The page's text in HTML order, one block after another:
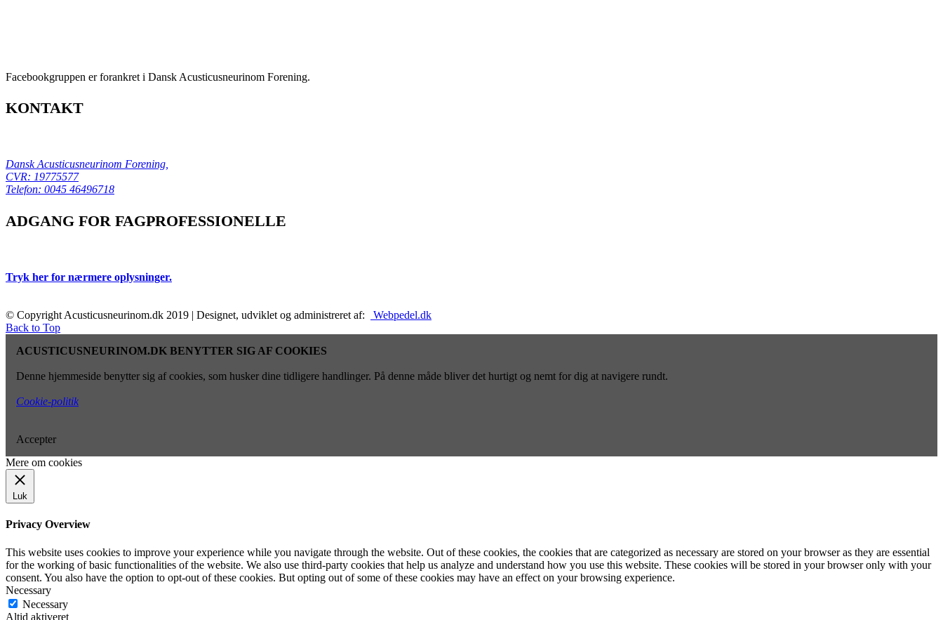
Facebookgruppen er forankret i Dansk Acusticusneurinom Forening.
KONTAKT
Dansk Acusticusneurinom Forening,
CVR: 19775577
Telefon: 0045 46496718
ADGANG FOR FAGPROFESSIONELLE
Tryk her for nærmere oplysninger.
© Copyright Acusticusneurinom.dk 2019 | Designet, udviklet og administreret af:
Webpedel.dk
Back to Top
ACUSTICUSNEURINOM.DK BENYTTER SIG AF COOKIES
Denne hjemmeside benytter sig af cookies, som husker dine tidligere handlinger. På denne måde bliver det hurtigt og nemt for dig at navigere rundt.
Cookie-politik
Accepter
Mere om cookies
Luk
Privacy Overview
This website uses cookies to improve your experience while you navigate through the website. Out of these cookies, the cookies that are categorized as necessary are stored on your browser as they are essential
for the working of basic functionalities of the website. We also use third-party cookies that help us analyze and understand how you use this website. These cookies will be stored in your browser only with your
consent. You also have the option to opt-out of these cookies. But opting out of some of these cookies may have an effect on your browsing experience.
Necessary
Necessary
Altid aktiveret